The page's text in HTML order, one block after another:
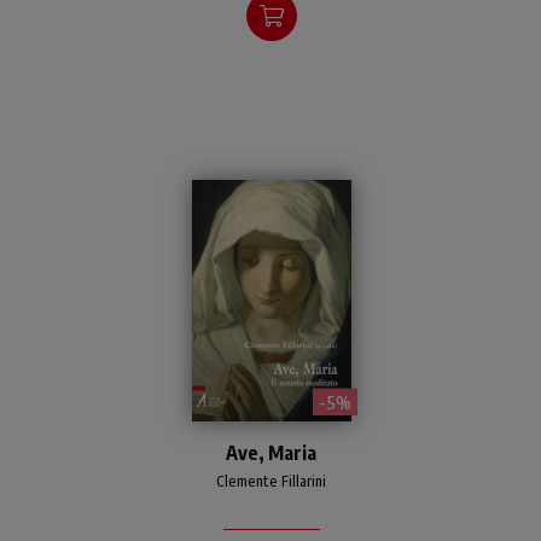
grande e caratteri più
leggibili rispetto a
- 5%
In conclusione sono proposti
diversi schemi di litanie:
Lumen gentium, Veneziane
Ave, Maria
Clemente Fillarini